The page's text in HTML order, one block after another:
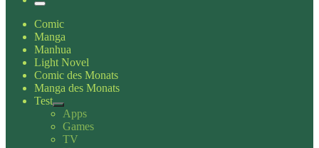
Menü
Comic
Manga
Manhua
Light Novel
Comic des Monats
Manga des Monats
Test
Apps
Games
TV